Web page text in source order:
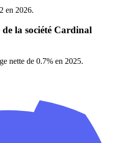
en 2026.
la société Cardinal
nette de 0.7% en 2025.